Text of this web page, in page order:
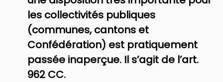
les collectivités publiques
(communes, cantons et
Confédération) est pratiquement
passée inaperçue. Il s’agit de l’art.
962 CC.